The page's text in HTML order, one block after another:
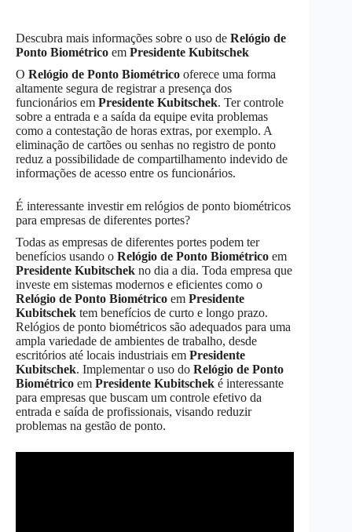
Descubra mais informações sobre o uso de Relógio de
Ponto Biométrico em Presidente Kubitschek
O Relógio de Ponto Biométrico oferece uma forma
altamente segura de registrar a presença dos
funcionários em Presidente Kubitschek. Ter controle
sobre a entrada e a saída da equipe evita problemas
como a contestação de horas extras, por exemplo. A
eliminação de cartões ou senhas no registro de ponto
reduz a possibilidade de compartilhamento indevido de
informações de acesso entre os funcionários.
É interessante investir em relógios de ponto biométricos
para empresas de diferentes portes?
Todas as empresas de diferentes portes podem ter
benefícios usando o Relógio de Ponto Biométrico em
Presidente Kubitschek no dia a dia. Toda empresa que
investe em sistemas modernos e eficientes como o
Relógio de Ponto Biométrico em Presidente
Kubitschek tem benefícios de curto e longo prazo.
Relógios de ponto biométricos são adequados para uma
ampla variedade de ambientes de trabalho, desde
escritórios até locais industriais em Presidente
Kubitschek. Implementar o uso do Relógio de Ponto
Biométrico em Presidente Kubitschek é interessante
para empresas que buscam um controle efetivo da
entrada e saída de profissionais, visando reduzir
problemas na gestão de ponto.